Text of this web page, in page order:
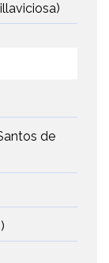
de